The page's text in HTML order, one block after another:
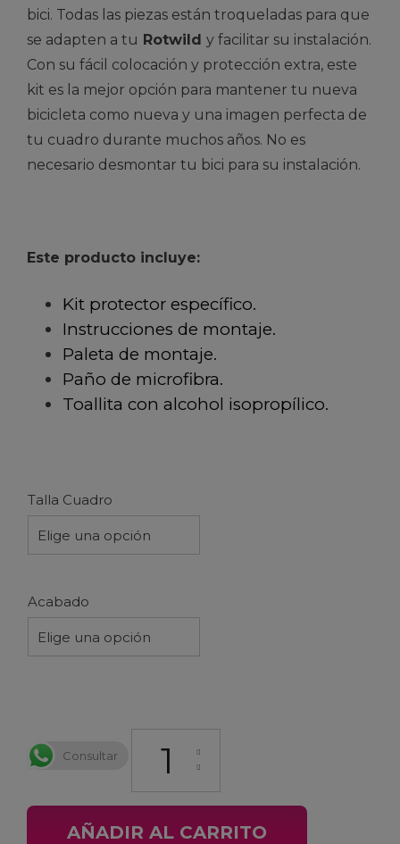
bici. Todas las piezas están troqueladas para que
se adapten a tu Rotwild y facilitar su instalación.
Con su fácil colocación y protección extra, este
kit es la mejor opción para mantener tu nueva
bicicleta como nueva y una imagen perfecta de
tu cuadro durante muchos años. No es
necesario desmontar tu bici para su instalación.
Este producto incluye:
Kit protector específico.
Instrucciones de montaje.
Paleta de montaje.
Paño de microfibra.
Toallita con alcohol isopropílico.
Talla Cuadro
Elige una opción
Acabado
Elige una opción
Consultar
AÑADIR AL CARRITO